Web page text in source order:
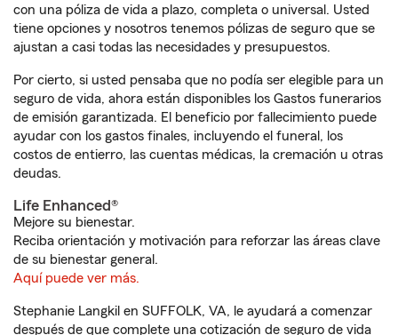
con una póliza de vida a plazo, completa o universal. Usted
tiene opciones y nosotros tenemos pólizas de seguro que se
ajustan a casi todas las necesidades y presupuestos.
Por cierto, si usted pensaba que no podía ser elegible para un
seguro de vida, ahora están disponibles los Gastos funerarios
de emisión garantizada. El beneficio por fallecimiento puede
ayudar con los gastos finales, incluyendo el funeral, los
costos de entierro, las cuentas médicas, la cremación u otras
deudas.
Life Enhanced®
Mejore su bienestar.
Reciba orientación y motivación para reforzar las áreas clave
de su bienestar general.
Aquí puede ver más.
Stephanie Langkil en SUFFOLK, VA, le ayudará a comenzar
después de que complete una cotización de seguro de vida